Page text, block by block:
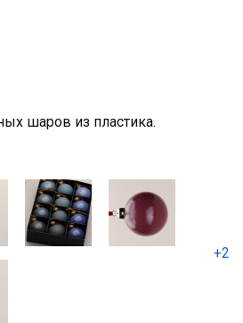
шаров из пластика.
+2